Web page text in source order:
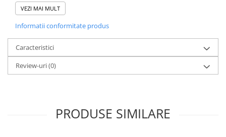
detergentului spumant, creând o
spumă densă și uniformă, ideală
pentru curățarea rapidă și eficientă
a suprafețelor. Funcționând cu
presiunea apei generată de
aparatul de spălat cu presiune,
dispersie a detergentului pentru o
aplicare mai precisă și controlată.
VEZI MAI MULT
Informatii conformitate produs
Caracteristici
Review-uri(0)
PRODUSE SIMILARE